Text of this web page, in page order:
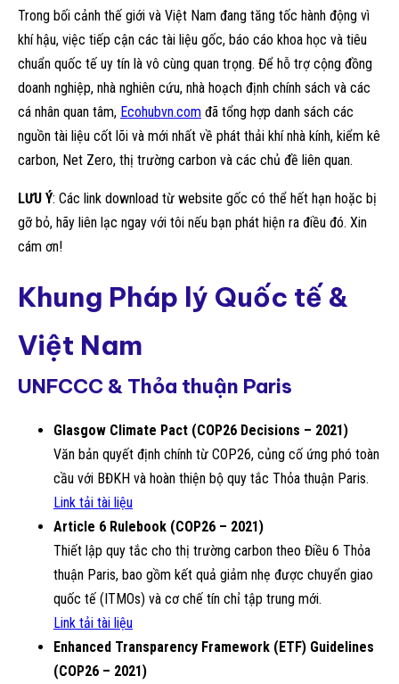
Trong bối cảnh thế giới và Việt Nam đang tăng tốc hành động vì
khí hậu, việc tiếp cận các tài liệu gốc, báo cáo khoa học và tiêu
chuẩn quốc tế uy tín là vô cùng quan trọng. Để hỗ trợ cộng đồng
doanh nghiệp, nhà nghiên cứu, nhà hoạch định chính sách và các
cá nhân quan tâm, Ecohubvn.com đã tổng hợp danh sách các
nguồn tài liệu cốt lõi và mới nhất về phát thải khí nhà kính, kiểm kê
carbon, Net Zero, thị trường carbon và các chủ đề liên quan.
LƯU Ý: Các link download từ website gốc có thể hết hạn hoặc bị
gỡ bỏ, hãy liên lạc ngay với tôi nếu bạn phát hiện ra điều đó. Xin
cám ơn!
Khung Pháp lý Quốc tế &
Việt Nam
UNFCCC & Thỏa thuận Paris
Glasgow Climate Pact (COP26 Decisions – 2021)
Văn bản quyết định chính từ COP26, củng cố ứng phó toàn
cầu với BĐKH và hoàn thiện bộ quy tắc Thỏa thuận Paris.
Link tải tài liệu
Article 6 Rulebook (COP26 – 2021)
Thiết lập quy tắc cho thị trường carbon theo Điều 6 Thỏa
thuận Paris, bao gồm kết quả giảm nhẹ được chuyển giao
quốc tế (ITMOs) và cơ chế tín chỉ tập trung mới.
Link tải tài liệu
Enhanced Transparency Framework (ETF) Guidelines
(COP26 – 2021)